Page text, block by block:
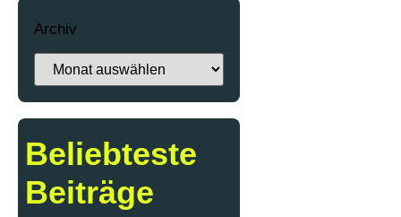
Archiv
Beliebteste
Beiträge